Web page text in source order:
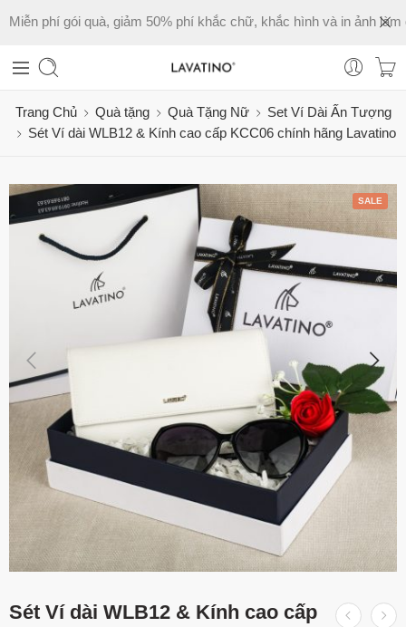
Miễn phí gói quà, giảm 50% phí khắc chữ, khắc hình và in ảnh làm
Trang Chủ Quà tặng Quà Tặng Nữ
Set Ví Dài Ấn Tượng
Sét Ví dài WLB12 & Kính cao cấp KCC06 chính hãng Lavatino
SALE
Sét Ví dài WLB12 & Kính cao cấp